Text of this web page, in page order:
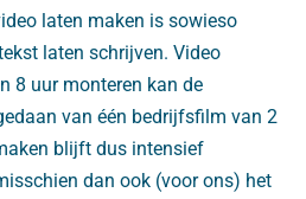
laten maken is sowieso
laten schrijven. Video
8 uur monteren kan de
van één bedrijfsfilm van 2
blijft dus intensief
dan ook (voor ons) het